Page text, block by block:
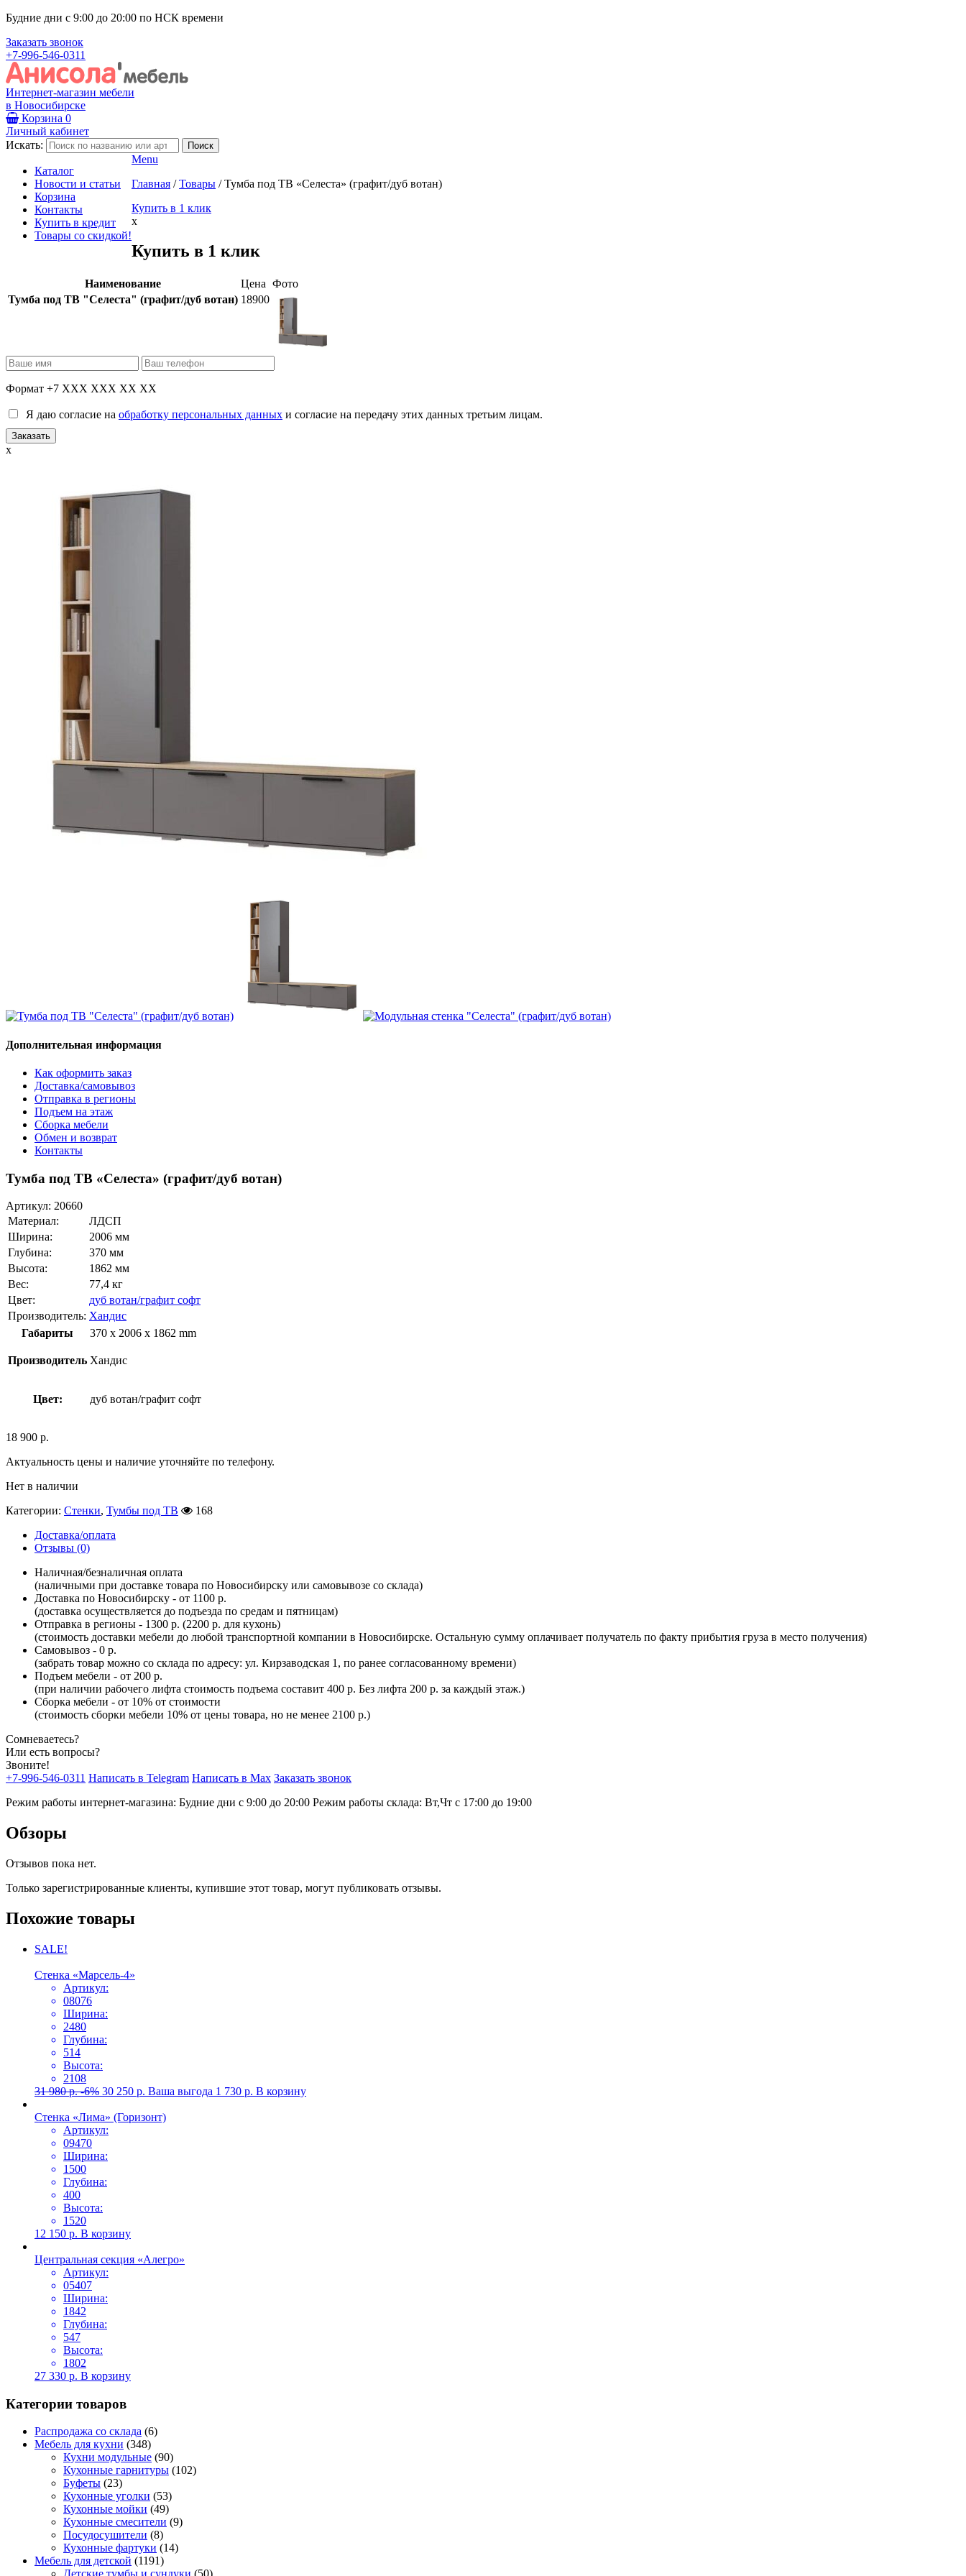
Будние дни с 9:00 до 20:00 по НСК времени
Заказать звонок
+7-996-546-0311
Интернет-магазин мебели
в Новосибирске
Корзина 0
Личный кабинет
Искать:
Каталог
Новости и статьи
Корзина
Контакты
Купить в кредит
Товары со скидкой!
Menu
Главная / Товары / Тумба под ТВ «Селеста» (графит/дуб вотан)
Купить в 1 клик
x
Купить в 1 клик
Наименование Цена Фото
Тумба под ТВ "Селеста" (графит/дуб вотан) 18900
Формат +7 XXX XXX XX XX
Я даю согласие на обработку персональных данных и согласие на передачу этих данных третьим лицам.
x
Дополнительная информация
Как оформить заказ
Доставка/самовывоз
Отправка в регионы
Подъем на этаж
Сборка мебели
Обмен и возврат
Контакты
Тумба под ТВ «Селеста» (графит/дуб вотан)
Артикул: 20660
Материал:
ЛДСП
Ширина:
2006 мм
Глубина:
370 мм
Высота:
1862 мм
Вес:
77,4 кг
Цвет:
дуб вотан/графит софт
Производитель: Хандис
Габариты
370 x 2006 x 1862 mm
Производитель Хандис
Цвет: дуб вотан/графит софт
18 900 р.
Актуальность цены и наличие уточняйте по телефону.
Нет в наличии
Категории: Стенки, Тумбы под ТВ
168
Доставка/оплата
Отзывы (0)
Наличная/безналичная оплата
(наличными при доставке товара по Новосибирску или самовывозе со склада)
Доставка по Новосибирску - от 1100 р.
(доставка осуществляется до подъезда по средам и пятницам)
Отправка в регионы - 1300 р. (2200 р. для кухонь)
(стоимость доставки мебели до любой транспортной компании в Новосибирске. Остальную сумму оплачивает получатель по факту прибытия груза в место получения)
Самовывоз - 0 р.
(забрать товар можно со склада по адресу: ул. Кирзаводская 1, по ранее согласованному времени)
Подъем мебели - от 200 р.
(при наличии рабочего лифта стоимость подъема составит 400 р. Без лифта 200 р. за каждый этаж.)
Сборка мебели - от 10% от стоимости
(стоимость сборки мебели 10% от цены товара, но не менее 2100 р.)
Сомневаетесь?
Или есть вопросы?
Звоните!
+7-996-546-0311 Написать в Telegram Написать в Max Заказать звонок
Режим работы интернет-магазина: Будние дни с 9:00 до 20:00 Режим работы склада: Вт,Чт с 17:00 до 19:00
Обзоры
Отзывов пока нет.
Только зарегистрированные клиенты, купившие этот товар, могут публиковать отзывы.
Похожие товары
SALE!
Стенка «Марсель-4»
Артикул:
08076
Ширина:
2480
Глубина:
514
Высота:
2108
31 980р. -6% 30 250 р. Ваша выгода 1 730 р. В корзину
Стенка «Лима» (Горизонт)
Артикул:
09470
Ширина:
1500
Глубина:
400
Высота:
1520
12 150 р. В корзину
Центральная секция «Алегро»
Артикул:
05407
Ширина:
1842
Глубина:
547
Высота:
1802
27 330 р. В корзину
Категории товаров
Распродажа со склада (6)
Мебель для кухни (348)
Кухни модульные (90)
Кухонные гарнитуры (102)
Буфеты (23)
Кухонные уголки (53)
Кухонные мойки (49)
Кухонные смесители (9)
Посудосушители (8)
Кухонные фартуки (14)
Мебель для детской (1191)